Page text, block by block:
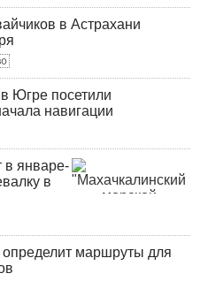
в Астрахани
Югре посетили
навигации
в январе-
в
маршруты для